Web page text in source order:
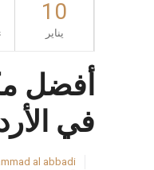
10
يناير
أفضل
في
al abbadi